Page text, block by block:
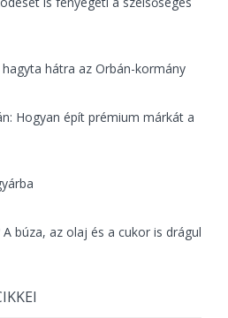
hátra az Orbán-kormány
Hogyan épít prémium márkát a
búza, az olaj és a cukor is drágul